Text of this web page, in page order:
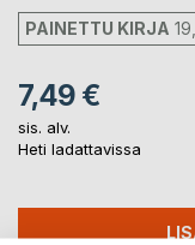
PAINETTU KIRJA
7,49 €
sis. alv.
Heti ladattavissa